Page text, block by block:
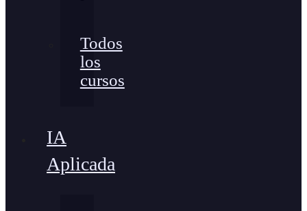
Todos
los
cursos
IA
Aplicada